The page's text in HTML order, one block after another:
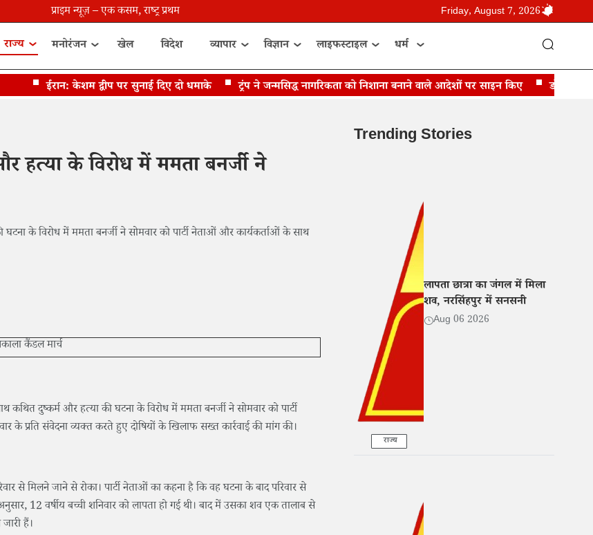
प्राइम न्यूज़ – एक कसम, राष्ट्र प्रथम Friday, August 7, 2026
राज्य मनोरंजन खेल विदेश व्यापार विज्ञान लाइफस्टाइल धर्म
ईरान: केशम द्वीप पर सुनाई दिए दो धमाके ट्रंप ने जन्मसिद्ध नागरिकता को निशाना बनाने वाले आदेशों पर साइन किए डोनाल्ड ट्रंप
हत्या के विरोध में ममता बनर्जी ने
के विरोध में ममता बनर्जी ने सोमवार को पार्टी नेताओं और कार्यकर्ताओं के साथ
कथित दुष्कर्म और हत्या की घटना के विरोध में ममता बनर्जी ने सोमवार को पार्टी
के प्रति संवेदना व्यक्त करते हुए दोषियों के खिलाफ सख्त कार्रवाई की मांग की।
से मिलने जाने से रोका। पार्टी नेताओं का कहना है कि वह घटना के बाद परिवार से
12 वर्षीय बच्ची शनिवार को लापता हो गई थी। बाद में उसका शव एक तालाब से
हैं।
Trending Stories
राज्य
लापता छात्रा का जंगल में मिला
शव, नरसिंहपुर में सनसनी
Aug 06 2026